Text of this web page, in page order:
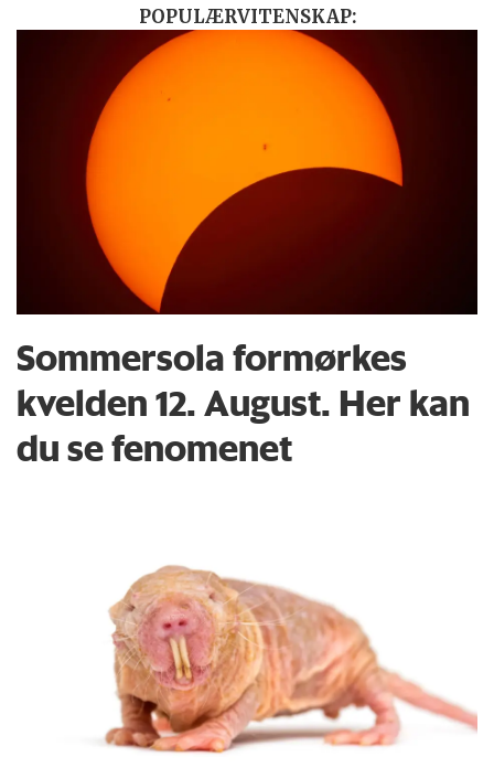
POPULÆRVITENSKAP:
Sommersola formørkes
kvelden 12. August. Her kan
du se fenomenet